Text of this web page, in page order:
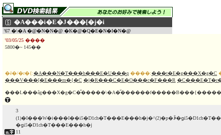
�A���i�E�J���[�j�i
'67 �\�A �@�N�N�@ �K�@�Q�E�N�I�N�@
'03/05/25 ����
5800�~ 145��
�ē�/�r�{:�A���N�T���h���E�U���q ����:���t�E�g���X�g�C
���V���[�E���m�{�C �j�R���C�E�O���c�F���R
3
�ցi5�D1ch�T���E���h�j
11